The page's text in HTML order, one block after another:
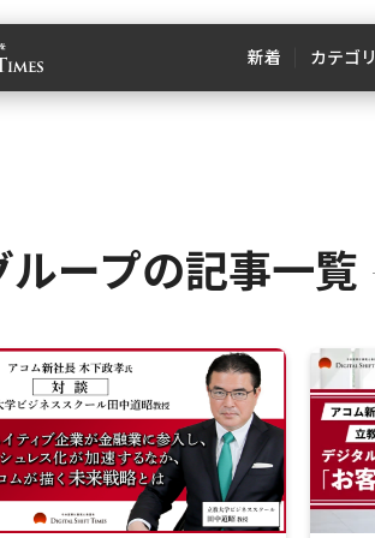
新着 カテゴリ
ループの記事一覧